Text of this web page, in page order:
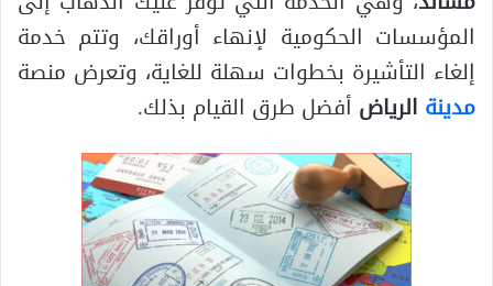
المؤسسات الحكومية لإنهاء أوراقك، وتتم خدمة
إلغاء التأشيرة بخطوات سهلة للغاية، وتعرض منصة
مدينة الرياض أفضل طرق القيام بذلك.